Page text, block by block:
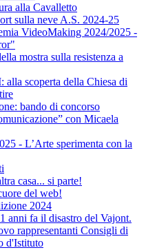
alla Cavalletto
sulla neve A.S. 2024-25
VideoMaking 2024/2025 -
mostra sulla resistenza a
scoperta della Chiesa di
bando di concorso
con Micaela
- L’Arte sperimenta con la
casa... si parte!
del web!
2024
anni fa il disastro del Vajont.
rappresentanti Consigli di
d'Istituto